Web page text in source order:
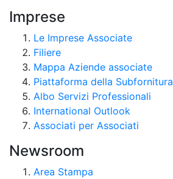
Imprese
Le Imprese Associate
Filiere
Mappa Aziende associate
Piattaforma della Subfornitura
Albo Servizi Professionali
International Outlook
Associati per Associati
Newsroom
Area Stampa